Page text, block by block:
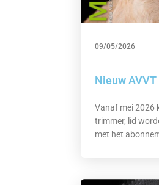
09/05/2026
Nieuw
Vanaf mei 2026
trimmer, lid
met het